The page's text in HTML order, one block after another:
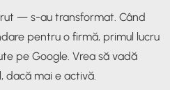
— s-au transformat. Când
pentru o firmă, primul lucru
pe Google. Vrea să vadă
dacă mai e activă.